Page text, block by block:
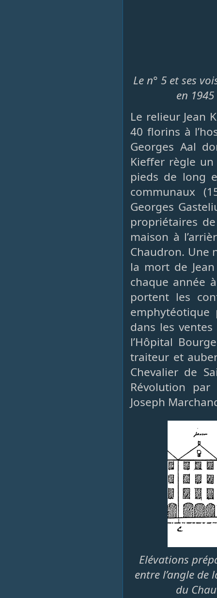
Le n° 5 et ses
en
Le relieur Jean
40 florins à
Georges Aal
Kieffer règle
pieds de long
communaux
Georges
propriétaires
maison à
Chaudron. Une
la mort de
chaque année
portent les
emphytéotique
dans les
l’Hôpital
traiteur et
Chevalier de
Révolution par
Joseph
Elévations
entre l’angle de
du